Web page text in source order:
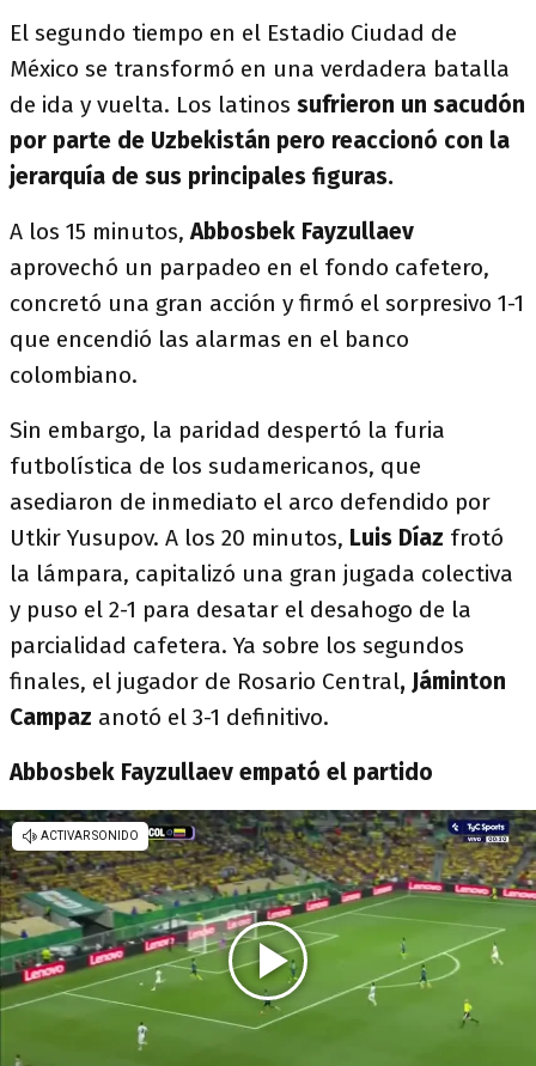
El segundo tiempo en el Estadio Ciudad de
México se transformó en una verdadera batalla
de ida y vuelta. Los latinos sufrieron un sacudón
por parte de Uzbekistán pero reaccionó con la
jerarquía de sus principales figuras.
A los 15 minutos,Abbosbek Fayzullaev
aprovechó un parpadeo en el fondo cafetero,
concretó una gran acción y firmó el sorpresivo 1-1
que encendió las alarmas en el banco
colombiano.
Sin embargo, la paridad despertó la furia
futbolística de los sudamericanos, que
asediaron de inmediato el arco defendido por
Utkir Yusupov. A los 20 minutos, Luis Díaz frotó
la lámpara, capitalizó una gran jugada colectiva
y puso el 2-1 para desatar el desahogo de la
parcialidad cafetera. Ya sobre los segundos
finales, el jugador de Rosario Central, Jáminton
Campaz anotó el 3-1 definitivo.
Abbosbek Fayzullaev empató el partido